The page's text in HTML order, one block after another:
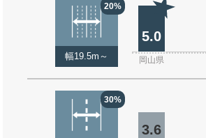
20%
幅19.5m～
5.0
岡山県
30%
3.6